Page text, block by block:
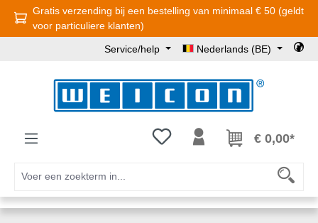
Ga naar de hoofdinhoud
Gratis verzending bij een bestelling van minimaal € 50 (geldt
voor particuliere klanten)
Service/help Nederlands (BE)
Je hebt 0 items op je€ 0,00*